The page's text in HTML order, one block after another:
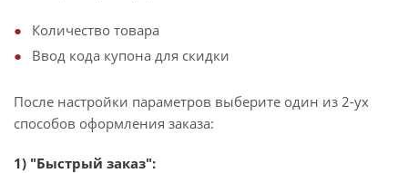
Количество товара
Ввод кода купона для скидки
После настройки параметров выберите один из 2-ух
способов оформления заказа:
1) "Быстрый заказ":